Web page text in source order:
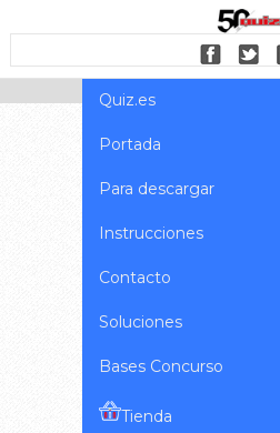
Quiz.es
Portada
Para descargar
Instrucciones
Contacto
Soluciones
Bases Concurso
Tienda